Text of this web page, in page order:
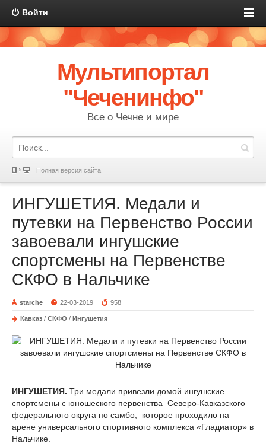
Войти
Мультипортал
"Чеченинфо"
Все о Чечне и мире
Полная версия сайта
ИНГУШЕТИЯ. Медали и
путевки на Первенство России
завоевали ингушские
спортсмены на Первенстве
СКФО в Нальчике
starche 22-03-2019 958
Кавказ / СКФО / Ингушетия
ИНГУШЕТИЯ. Три медали привезли домой ингушские
спортсмены с юношеского первенства Северо-Кавказского
федерального округа по самбо, которое проходило на
арене универсального спортивного комплекса «Гладиатор» в
Нальчике.